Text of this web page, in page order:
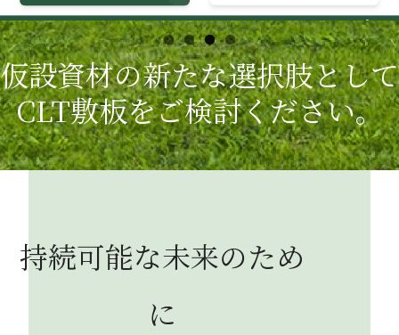
仮設資材の新たな選択肢として
CLT敷板をご検討ください。
持続可能な未来のため
に